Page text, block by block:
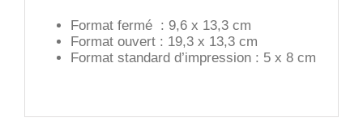
Format fermé : 9,6 x 13,3 cm
Format ouvert : 19,3 x 13,3 cm
Format standard d’impression : 5 x 8 cm